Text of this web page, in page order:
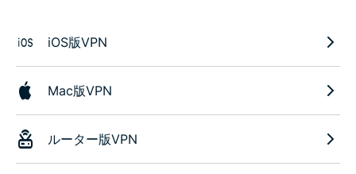
iOS版VPN
Mac版VPN
ルーター版VPN